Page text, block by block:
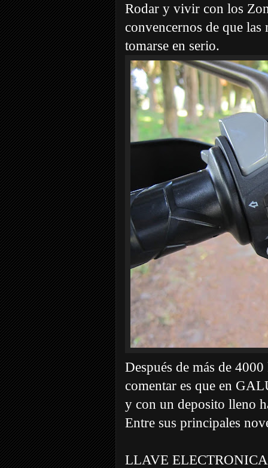
Rodar y vivir con los
convencernos de que las
tomarse en serio.
Después de más de
comentar es que en
y con un deposito lleno
Entre sus principales
LLAVE ELECTRONICA